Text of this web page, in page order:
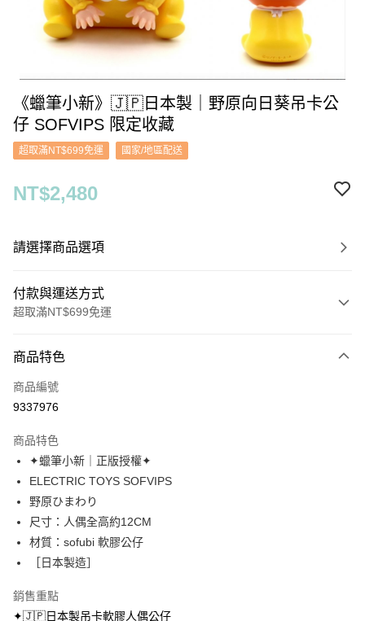
《蠟筆小新》🇯🇵日本製｜野原向日葵吊卡公
仔 SOFVIPS 限定收藏
超取滿NT$699免運 國家/地區配送
NT$2,480
請選擇商品選項
付款與運送方式
超取滿NT$699免運
信用卡一次付款
超商取貨付款
Apple Pay
街口支付
悠遊付
AFTEE先享後付
相關說明
AFTEE先享後付是「在收到商品之後才付款」的支付方式。 讓您購物簡單
便利好安心！
ATM付款
商品特色
商品編號
9337976
商品特色
✦蠟筆小新｜正版授權✦
ELECTRIC TOYS SOFVIPS
野原ひまわり
尺寸：人偶全高約12CM
材質：sofubi 軟膠公仔
［日本製造］
銷售重點
✦🇯🇵日本製吊卡軟膠人偶公仔